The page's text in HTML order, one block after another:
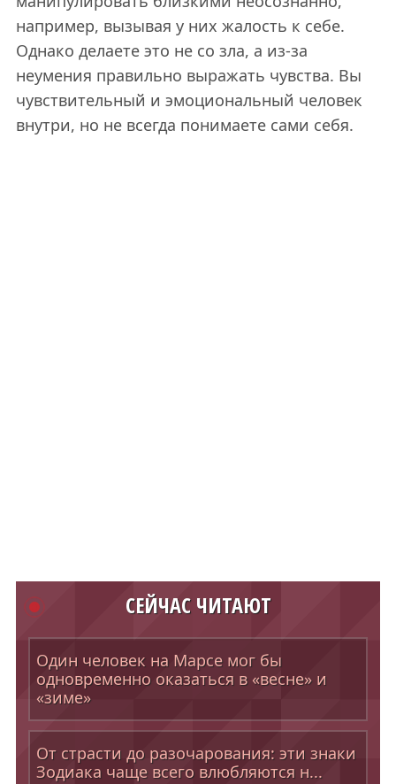
например, вызывая у них жалость к себе.
Однако делаете это не со зла, а из-за
неумения правильно выражать чувства. Вы
чувствительный и эмоциональный человек
внутри, но не всегда понимаете сами себя.
СЕЙЧАС ЧИТАЮТ
Один человек на Марсе мог бы
одновременно оказаться в «весне» и
«зиме»
От страсти до разочарования: эти знаки
Зодиака чаще всего влюбляются н...